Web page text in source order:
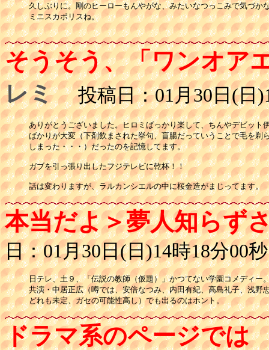
久しぶりに。剛のヒーローもんやがな、みたいなつっこみで気づか
ミニスカポリスね。
そうそう、「ワンオア
レミ 投稿日：01月30日(日
ありがとうございました。ヒロミばっかり楽して、ちんやデビット
ばかりが大変（下剤飲まされた挙句、盲腸だっていうことで毛を剃
しまった・・・）だったのを記憶してます。
ガブを引っ張り出したフジテレビに乾杯！！
話は変わりますが、ラルカンシエルの中に桜金造がまじってます。
本当だよ＞夢人知らず
日：01月30日(日)14時18分00秒
日テレ、土９、「伝説の教師（仮題）」かつてない学園コメディー
共演・中居正広（噂では、安倍なつみ、内田有紀、高島礼子、浅野
どれも未定、ガセの可能性高し）でも出るのはホント。
ドラマ系のページでは